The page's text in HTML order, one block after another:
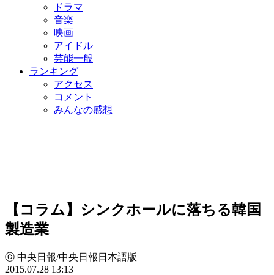
ドラマ
音楽
映画
アイドル
芸能一般
ランキング
アクセス
コメント
みんなの感想
【コラム】シンクホールに落ちる韓国
製造業
ⓒ 中央日報/中央日報日本語版
2015.07.28 13:13